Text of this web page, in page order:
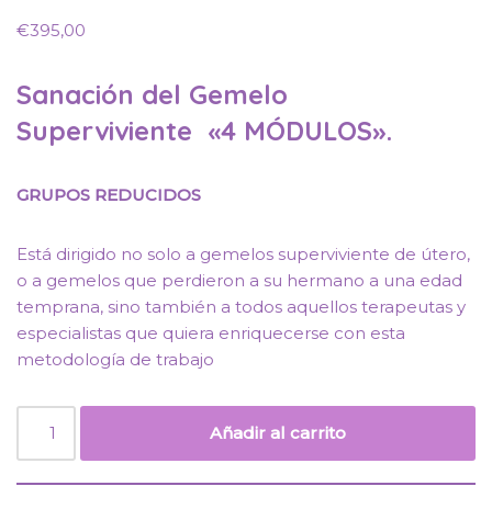
€395,00
Sanación del Gemelo
Superviviente «4 MÓDULOS».
GRUPOS REDUCIDOS
Está dirigido no solo a gemelos superviviente de útero,
o a gemelos que perdieron a su hermano a una edad
temprana, sino también a todos aquellos terapeutas y
especialistas que quiera enriquecerse con esta
metodología de trabajo
Añadir al carrito